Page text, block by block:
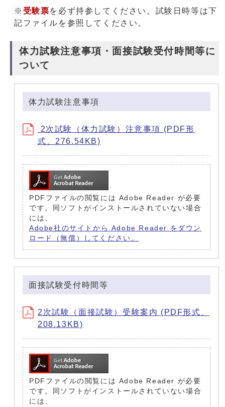
※ 受験票を必ず持参してください。試験日時等は下
記ファイルを参照してください。
体力試験注意事項・面接試験受付時間等に
ついて
体力試験注意事項
2次試験（体力試験）注意事項 (PDF形
式、276.54KB)
PDFファイルの閲覧には Adobe Reader が必要
です。同ソフトがインストールされていない場合
には、
Adobe社のサイトから Adobe Reader をダウン
ロード（無償）してください。
面接試験受付時間等
2次試験（面接試験）受験案内 (PDF形式、
208.13KB)
PDFファイルの閲覧には Adobe Reader が必要
です。同ソフトがインストールされていない場合
には、